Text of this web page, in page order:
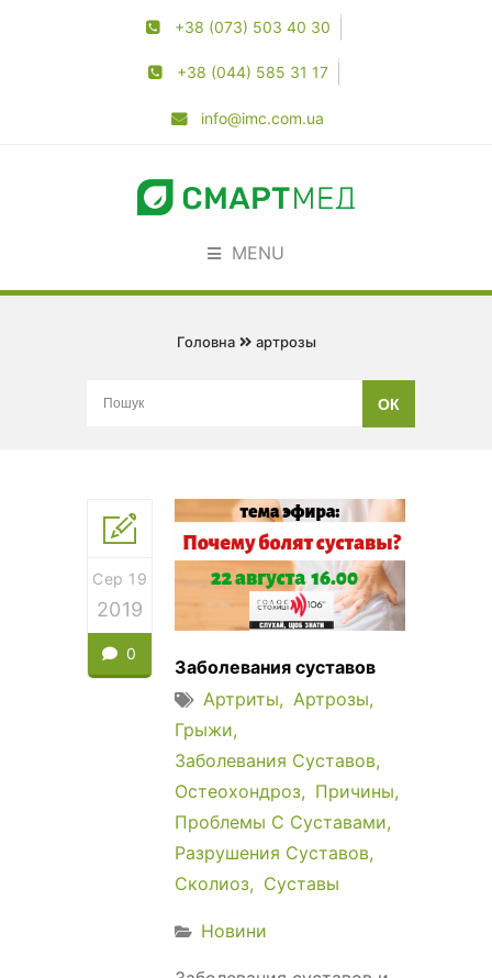
+38 (073) 503 40 30
+38 (044) 585 31 17
info@imc.com.ua
MENU
Головна артрозы
Сер 19
2019
0
Заболевания суставов
Артриты
Артрозы
Грыжи
Заболевания Суставов
Остеохондроз
Причины
Проблемы С Суставами
Разрушения Суставов
Сколиоз
Суставы
Новини